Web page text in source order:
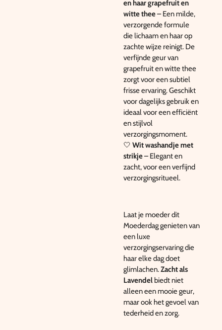
en haar grapefruit en
witte thee– Een milde,
verzorgende formule
die lichaam en haar op
zachte wijze reinigt. De
verfijnde geur van
grapefruit en witte thee
zorgt voor een subtiel
frisse ervaring. Geschikt
voor dagelijks gebruik en
ideaal voor een efficiënt
en stijlvol
verzorgingsmoment.
🤍 Wit washandje met
strikje– Elegant en
zacht, voor een verfijnd
verzorgingsritueel.
Laat je moeder dit
Moederdag genieten van
een luxe
verzorgingservaring die
haar elke dag doet
glimlachen.Zacht als
Lavendel biedt niet
alleen een mooie geur,
maar ook het gevoel van
tederheid en zorg.